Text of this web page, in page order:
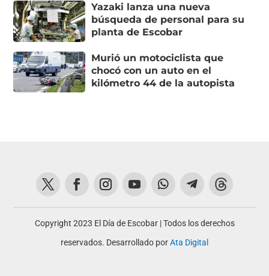
Yazaki lanza una nueva
búsqueda de personal para su
planta de Escobar
Murió un motociclista que
chocó con un auto en el
kilómetro 44 de la autopista
Copyright 2023 El Día de Escobar | Todos los derechos
reservados. Desarrollado porAta Digital